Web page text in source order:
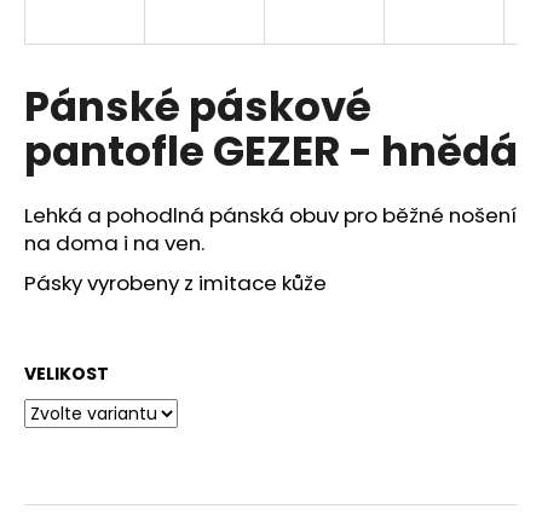
Pánské páskové
pantofle GEZER - hnědá
Lehká a pohodlná pánská obuv pro běžné nošení
na doma i na ven.
Pásky vyrobeny z imitace kůže
VELIKOST
í
t
?
HLEDAT
D
o
p